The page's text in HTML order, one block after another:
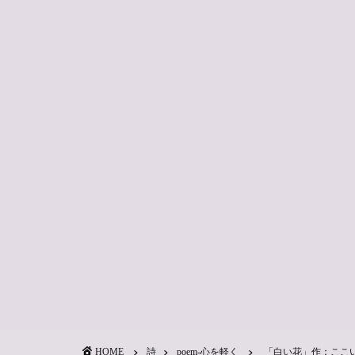
HOME 詩 poem-心を軽く 「白い花」作：ここ